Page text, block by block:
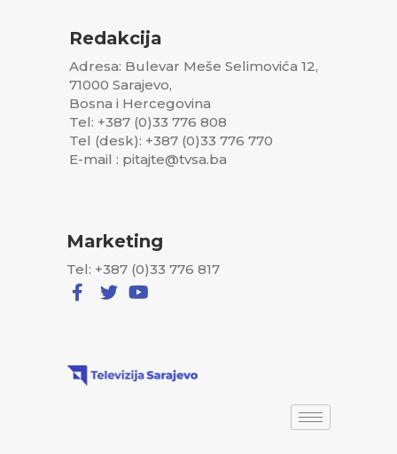
Redakcija
Adresa: Bulevar Meše Selimovića 12,
71000 Sarajevo,
Bosna i Hercegovina
Tel: +387 (0)33 776 808
Tel (desk): +387 (0)33 776 770
E-mail : pitajte@tvsa.ba
Marketing
Tel: +387 (0)33 776 817